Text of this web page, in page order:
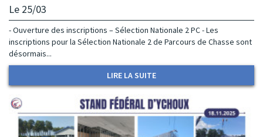
Le 25/03
- Ouverture des inscriptions – Sélection Nationale 2 PC - Les
inscriptions pour la Sélection Nationale 2 de Parcours de Chasse sont
désormais...
LIRE LA SUITE